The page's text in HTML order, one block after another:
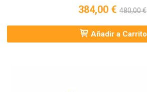
384,00 € 480,00 €
Añadir a Carrito